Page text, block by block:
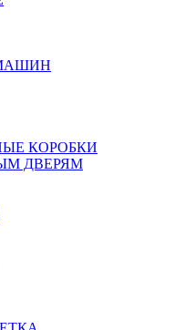
КОРОБКИ
ДВЕРЯМ